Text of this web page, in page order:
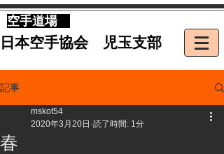
​空手道場
​日本空手協会 児玉支部
記事
春
mskot54
2020年3月20日 読了時間: 1分